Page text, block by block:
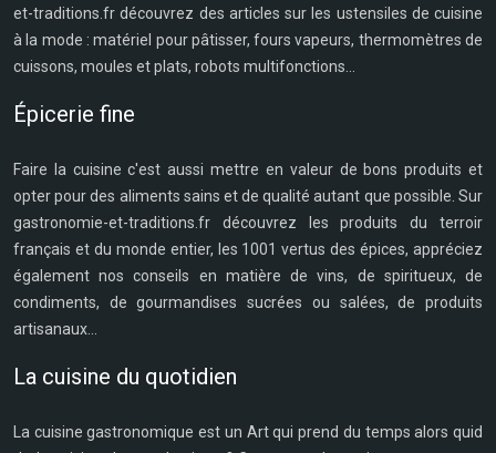
et-traditions.fr découvrez des articles sur les ustensiles de cuisine
à la mode : matériel pour pâtisser, fours vapeurs, thermomètres de
cuissons, moules et plats, robots multifonctions...
Épicerie fine
Faire la cuisine c'est aussi mettre en valeur de bons produits et
opter pour des aliments sains et de qualité autant que possible. Sur
gastronomie-et-traditions.fr découvrez les produits du terroir
français et du monde entier, les 1001 vertus des épices, appréciez
également nos conseils en matière de vins, de spiritueux, de
condiments, de gourmandises sucrées ou salées, de produits
artisanaux...
La cuisine du quotidien
La cuisine gastronomique est un Art qui prend du temps alors quid